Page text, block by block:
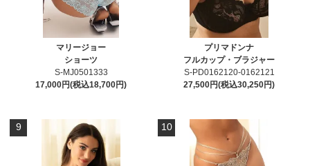
マリージョー
ショーツ
S-MJ0501333
17,000円(税込18,700円)
プリマドンナ
フルカップ・ブラジャー
S-PD0162120-0162121
27,500円(税込30,250円)
9 10